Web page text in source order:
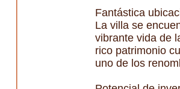
Fantástica
La villa se
vibrante vida de
rico patrimonio
uno de los